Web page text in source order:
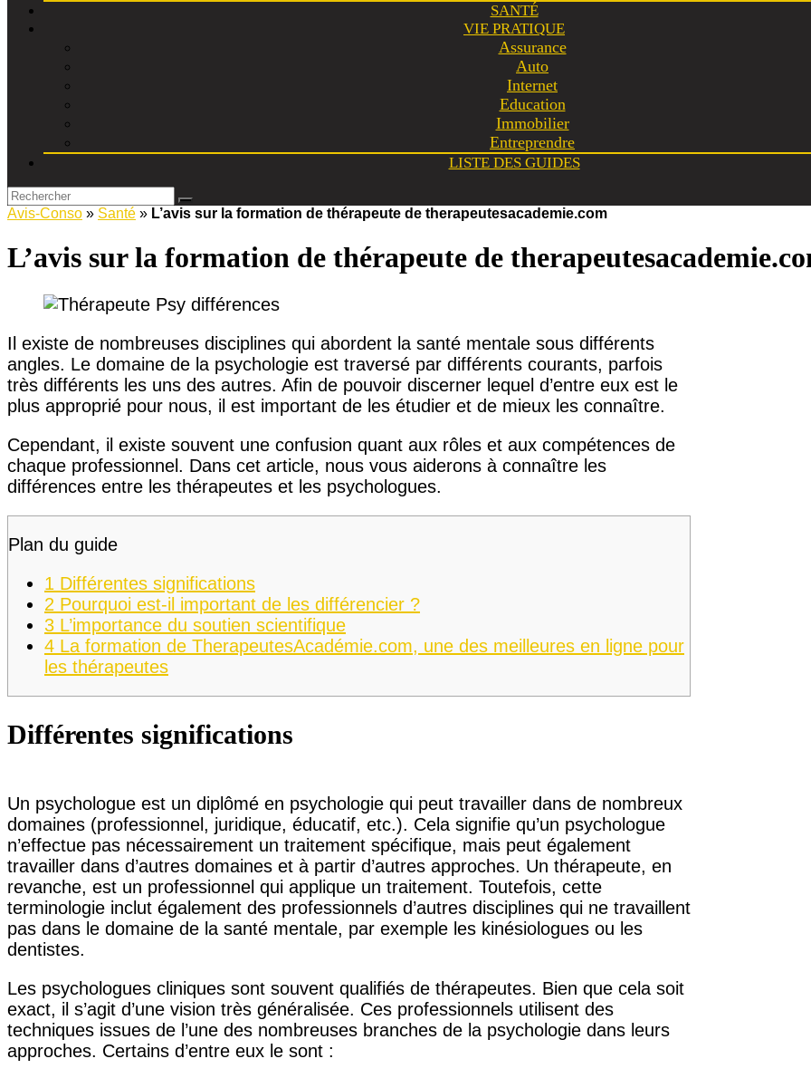
SANTÉ
VIE PRATIQUE
Assurance
Auto
Internet
Education
Immobilier
Entreprendre
LISTE DES GUIDES
Avis-Conso » Santé » L’avis sur la formation de thérapeute de therapeutesacademie.com
L’avis sur la formation de thérapeute de
Il existe de nombreuses disciplines qui abordent la santé mentale sous différents
angles. Le domaine de la psychologie est traversé par différents courants, parfois
très différents les uns des autres. Afin de pouvoir discerner lequel d’entre eux est le
plus approprié pour nous, il est important de les étudier et de mieux les connaître.
Cependant, il existe souvent une confusion quant aux rôles et aux compétences de
chaque professionnel. Dans cet article, nous vous aiderons à connaître les
différences entre les thérapeutes et les psychologues.
Plan du guide
1 Différentes significations
2 Pourquoi est-il important de les différencier ?
3 L’importance du soutien scientifique
4 La formation de TherapeutesAcadémie.com, une des meilleures en ligne pour
les thérapeutes
Différentes significations
Un psychologue est un diplômé en psychologie qui peut travailler dans de nombreux
domaines (professionnel, juridique, éducatif, etc.). Cela signifie qu’un psychologue
n’effectue pas nécessairement un traitement spécifique, mais peut également
travailler dans d’autres domaines et à partir d’autres approches. Un thérapeute, en
revanche, est un professionnel qui applique un traitement. Toutefois, cette
terminologie inclut également des professionnels d’autres disciplines qui ne travaillent
pas dans le domaine de la santé mentale, par exemple les kinésiologues ou les
dentistes.
Les psychologues cliniques sont souvent qualifiés de thérapeutes. Bien que cela soit
exact, il s’agit d’une vision très généralisée. Ces professionnels utilisent des
techniques issues de l’une des nombreuses branches de la psychologie dans leurs
approches. Certains d’entre eux le sont :